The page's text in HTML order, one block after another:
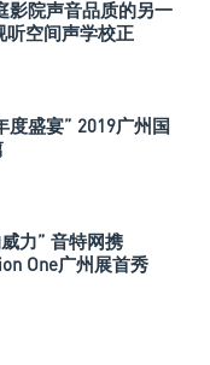
影院声音品质的另一
听空间声学校正
度盛宴” 2019广州国
力” 音特网携
One广州展首秀